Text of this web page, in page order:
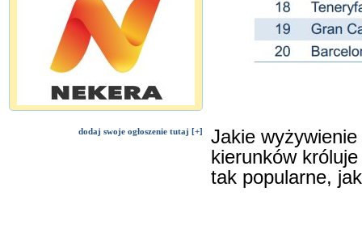
dodaj swoje ogłoszenie tutaj [+]
Jakie
kierunków
tak popularne,